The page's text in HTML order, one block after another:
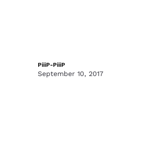
PiiiP-PiiiP
September 10, 2017